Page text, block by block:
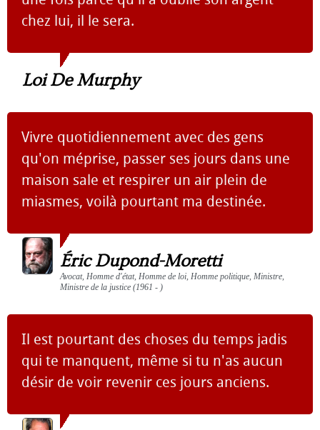
chez lui, il le sera.
Loi De Murphy
Vivre quotidiennement avec des gens
qu'on méprise, passer ses jours dans une
maison sale et respirer un air plein de
miasmes, voilà pourtant ma destinée.
Éric Dupond-Moretti
Avocat, Homme d'état, Homme de loi, Homme politique, Ministre,
Ministre de la justice (1961 - )
Il est pourtant des choses du temps jadis
qui te manquent, même si tu n'as aucun
désir de voir revenir ces jours anciens.